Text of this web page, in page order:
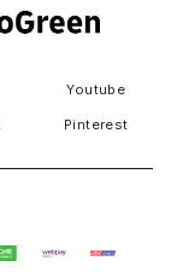
Youtube
Pinterest